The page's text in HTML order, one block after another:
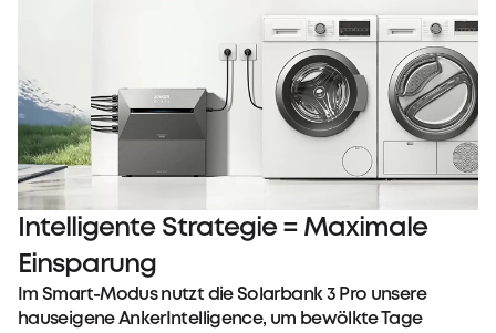
Intelligente Strategie = Maximale
Einsparung
Im Smart-Modus nutzt die Solarbank 3 Pro unsere
hauseigene AnkerIntelligence, um bewölkte Tage